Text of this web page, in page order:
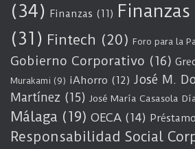
(34) Finanzas (11)
(31) Fintech (20) Foro para la
Gobierno Corporativo (16)
Murakami (9) iAhorro (12) José M.
Martínez (15) José María Casasola
Málaga (19) OECA (14)
Responsabilidad Social